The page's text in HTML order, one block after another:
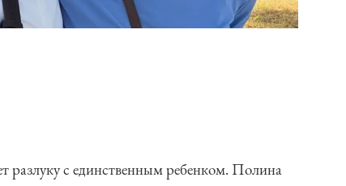
разлуку с единственным ребенком. Полина